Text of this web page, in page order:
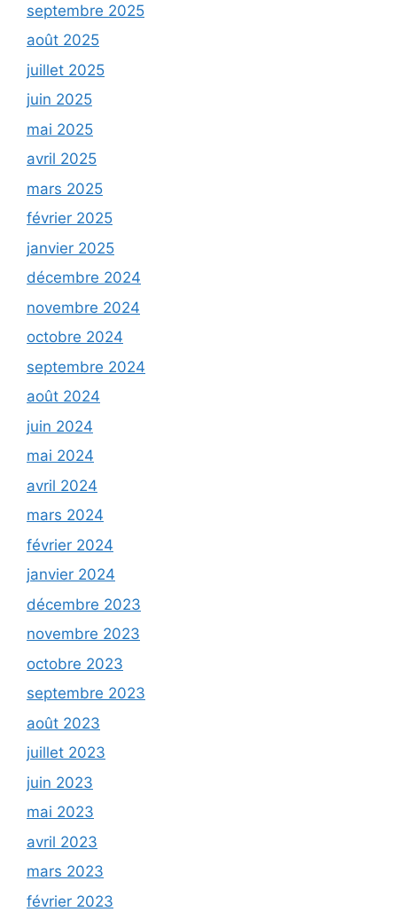
septembre 2025
août 2025
juillet 2025
juin 2025
mai 2025
avril 2025
mars 2025
février 2025
janvier 2025
décembre 2024
novembre 2024
octobre 2024
septembre 2024
août 2024
juin 2024
mai 2024
avril 2024
mars 2024
février 2024
janvier 2024
décembre 2023
novembre 2023
octobre 2023
septembre 2023
août 2023
juillet 2023
juin 2023
mai 2023
avril 2023
mars 2023
février 2023